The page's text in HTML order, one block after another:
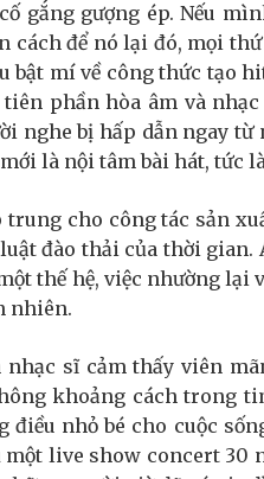
gắng gượng ép. Nếu
để nó lại đó, mọi thứ
bật mí về công thức tạo
phần hòa âm và
nghe bị hấp dẫn ngay
là nội tâm bài hát, tức
cho công tác sản
đào thải của thời gian.
thế hệ, việc nhường
nhiên.
sĩ cảm thấy viên
khoảng cách trong
nhỏ bé cho cuộc
một live show concert